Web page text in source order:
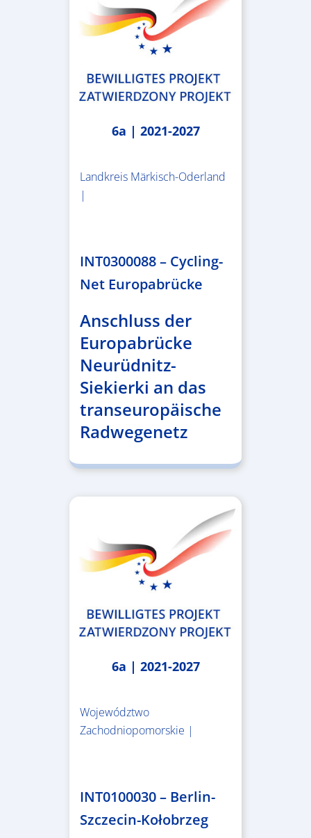
6a | 2021-2027
Landkreis Märkisch-Oderland
|
INT0300088 – Cycling-
Net Europabrücke
Anschluss der
Europabrücke
Neurüdnitz-
Siekierki an das
transeuropäische
Radwegenetz
6a | 2021-2027
Województwo
Zachodniopomorskie |
INT0100030 – Berlin-
Szczecin-Kołobrzeg